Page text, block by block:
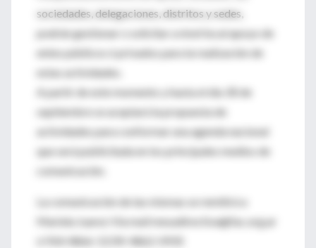
sociedades, delegaciones, distritos y sedes,
podrán gestionar o solicitar a nivel local apoyo de
entes públicos ó privados para la realización de
estas actividades.
A partir de este momento y hasta el día 30 de
septiembre se aceptará la propuesta de
actividades para conformar una agenda nacional
que será publicitada en los principales medios de
comunicación.
La comunicación de las mismas se remitirá a
Mariela Juarez Vía mail mesadirectiva@fac.org.ar
ó FAX 4866-5239/ 4862-0935